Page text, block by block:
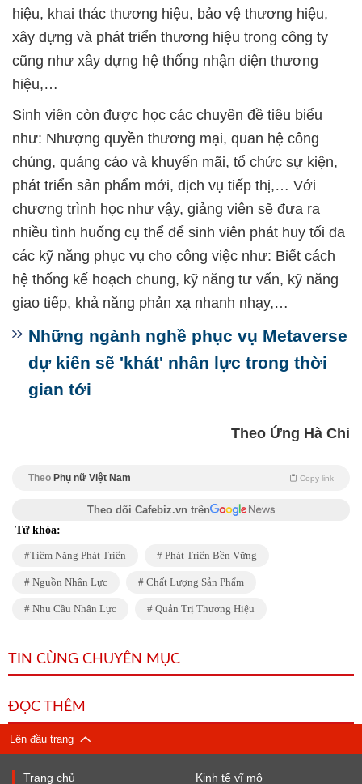
hiệu, khai thác thương hiệu, bảo vệ thương hiệu,
xây dựng và phát triển thương hiệu trong công ty
cũng như xây dựng hệ thống nhận diện thương
hiệu,…
Sinh viên còn được học các chuyên đề tiêu biểu
như: Nhượng quyền thương mại, quan hệ công
chúng, quảng cáo và khuyến mãi, tổ chức sự kiện,
phát triển sản phẩm mới, dịch vụ tiếp thị,… Với
chương trình học như vậy, giảng viên sẽ đưa ra
nhiều tình huống cụ thể để sinh viên phát huy tối đa
các kỹ năng phục vụ cho công việc như: Biết cách
hệ thống kế hoạch chung, kỹ năng tư vấn, kỹ năng
giao tiếp, khả năng phản xạ nhanh nhạy,…
Những ngành nghề phục vụ Metaverse
dự kiến sẽ 'khát' nhân lực trong thời
gian tới
Theo Ứng Hà Chi
Theo Phụ nữ Việt Nam Copy link
Theo dõi Cafebiz.vn trên
Từ khóa:
Tiềm Năng Phát Triển Phát Triển Bền Vững
Nguồn Nhân Lực Chất Lượng Sản Phẩm
Nhu Cầu Nhân Lực Quản Trị Thương Hiệu
TIN CÙNG CHUYÊN MỤC
ĐỌC THÊM
Lên đầu trang
Trang chủ Kinh tế vĩ mô